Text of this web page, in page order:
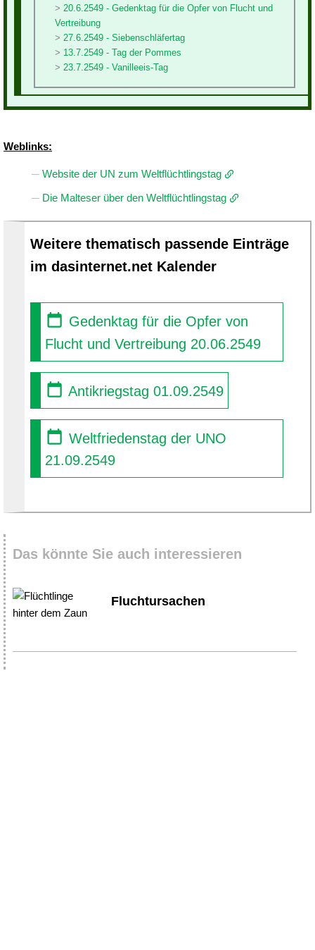
20.6.2549 - Gedenktag für die Opfer von Flucht und
Vertreibung
27.6.2549 - Siebenschläfertag
13.7.2549 - Tag der Pommes
23.7.2549 - Vanilleeis-Tag
Weblinks:
Website der UN zum Weltflüchtlingstag
Die Malteser über den Weltflüchtlingstag
Weitere thematisch passende Einträge
im dasinternet.net Kalender
Gedenktag für die Opfer von
Flucht und Vertreibung 20.06.2549
Antikriegstag 01.09.2549
Weltfriedenstag der UNO
21.09.2549
Das könnte Sie auch interessieren
Fluchtursachen